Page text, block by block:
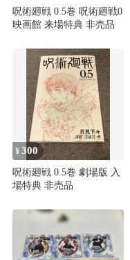
呪術廻戦 0.5巻 呪術廻戦0
映画館 来場特典 非売品
¥300
呪術廻戦 0.5巻 劇場版 入
場特典 非売品